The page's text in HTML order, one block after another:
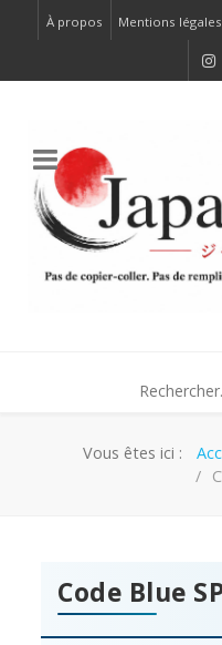
À propos Mentions légales
Vous êtes ici :
Code Blue